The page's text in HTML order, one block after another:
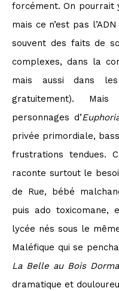
forcément. On pourrait
mais ce n’est pas
souvent des faits de
complexes, dans la
mais aussi dans
gratuitement).
personnages d’
privée primordiale,
frustrations tendues.
raconte surtout le
de Rue, bébé
puis ado toxicomane,
lycée nés sous le
Maléfique qui se
La Belle au Bois
dramatique et